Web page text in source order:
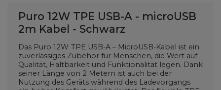
Puro 12W TPE USB-A - microUSB
2m Kabel - Schwarz
Das Puro 12W TPE USB-A – MicroUSB-Kabel ist ein
zuverlässiges Zubehör für Menschen, die Wert auf
Qualität, Haltbarkeit und Funktionalität legen. Dank
seiner Länge von 2 Metern ist auch bei der
Nutzung des Geräts während des Ladevorgangs